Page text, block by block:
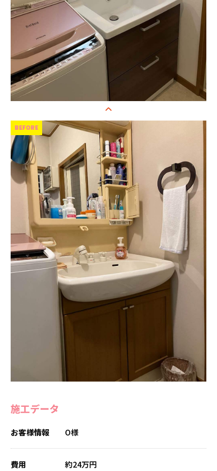
施工データ
お客様情報 O様
費用 約24万円